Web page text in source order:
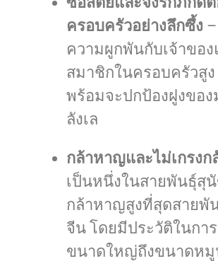
ครอบครัวอย่างลึกซึ้ง
ความผูกพันกับเจ้าของ
สมาชิกในครอบครัวสู
พร้อมจะปกป้องฝูงขอ
ลังเล
กล้าหาญและไม่เกรงก
เป็นหนึ่งในสายพันธุ์สุ
กล้าหาญสูงที่สุดสายพั
จีน โดยมีประวัติในกา
ขนาดใหญ่ถึงขนาดหมู